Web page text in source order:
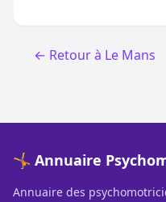
← Retour à Le Mans
🤸 Annuaire
Annuaire des